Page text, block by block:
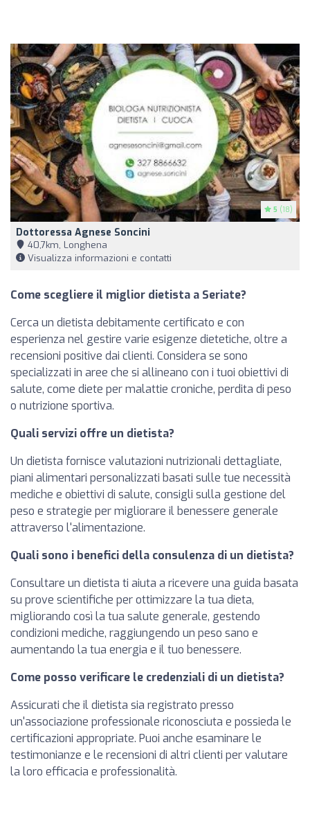
5 (18)
Dottoressa Agnese Soncini
40,7km, Longhena
Visualizza informazioni e contatti
Come scegliere il miglior dietista a Seriate?
Cerca un dietista debitamente certificato e con
esperienza nel gestire varie esigenze dietetiche, oltre a
recensioni positive dai clienti. Considera se sono
specializzati in aree che si allineano con i tuoi obiettivi di
salute, come diete per malattie croniche, perdita di peso
o nutrizione sportiva.
Quali servizi offre un dietista?
Un dietista fornisce valutazioni nutrizionali dettagliate,
piani alimentari personalizzati basati sulle tue necessità
mediche e obiettivi di salute, consigli sulla gestione del
peso e strategie per migliorare il benessere generale
attraverso l'alimentazione.
Quali sono i benefici della consulenza di un dietista?
Consultare un dietista ti aiuta a ricevere una guida basata
su prove scientifiche per ottimizzare la tua dieta,
migliorando così la tua salute generale, gestendo
condizioni mediche, raggiungendo un peso sano e
aumentando la tua energia e il tuo benessere.
Come posso verificare le credenziali di un dietista?
Assicurati che il dietista sia registrato presso
un'associazione professionale riconosciuta e possieda le
certificazioni appropriate. Puoi anche esaminare le
testimonianze e le recensioni di altri clienti per valutare
la loro efficacia e professionalità.